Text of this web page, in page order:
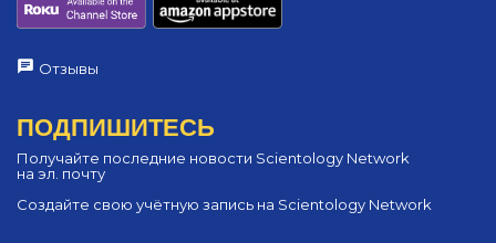
Отзывы
ПОДПИШИТЕСЬ
Получайте последние новости Scientology Network
на эл. почту
Создайте свою учётную запись на Scientology Network